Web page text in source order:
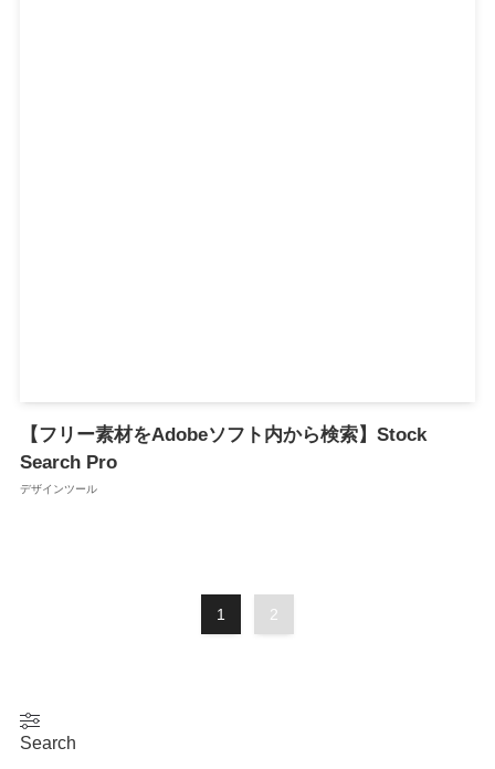
【フリー素材をAdobeソフト内から検索】Stock
Search Pro
デザインツール
1 2
Search